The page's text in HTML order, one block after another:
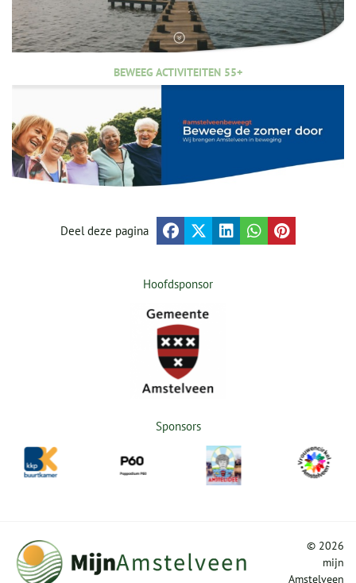
BEWEEG ACTIVITEITEN 55+
Deel deze pagina
Hoofdsponsor
Sponsors
© 2026
mijn
Amstelveen